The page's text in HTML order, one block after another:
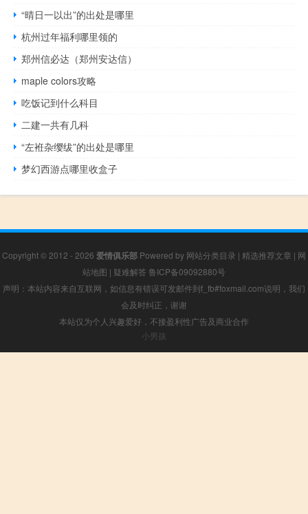
“晴日一以出”的出处是哪里
杭州过年福利哪里领的
郑州信必达（郑州安达信）
maple colors攻略
吃饭记到什么科目
二建一共有几科
“左袵杂缨绂”的出处是哪里
梦幻西游点哪里收盒子
Copyright © 2012 - 2026 爱情俱乐部 Powered by 网站分类目录 | 精选推荐文章 | 网
站地图 | 疑难解答 鲁ICP备09092880号
声明：本站内容来自互联网，如信息有错误可发邮件到f_fb#foxmail.com说明，我们
会及时纠正，谢谢
本站仅为个人兴趣爱好，不接盈利性广告及商业合作
小男孩